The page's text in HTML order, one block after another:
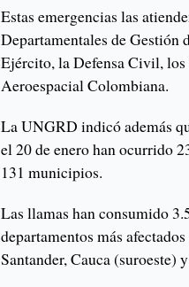
Estas emergencias las
Departamentales de Gestión
Ejército, la Defensa Civil,
Aeroespacial Colombiana.
La UNGRD indicó además
el 20 de enero han ocurrido
131 municipios.
Las llamas han consumido
departamentos más
Santander, Cauca (suroeste)